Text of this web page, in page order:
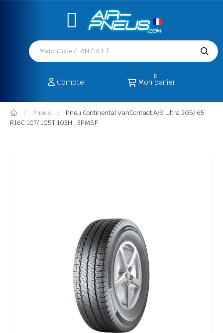
Compte Mon panier
0
Pneus
Pneu Continental VanContact A/S Ultra 205/ 65
R16C 107/ 105T 103H , 3PMSF